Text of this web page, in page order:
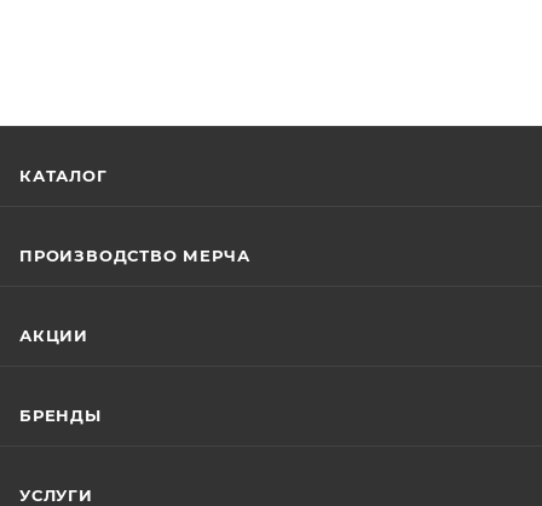
КАТАЛОГ
ПРОИЗВОДСТВО МЕРЧА
АКЦИИ
БРЕНДЫ
УСЛУГИ